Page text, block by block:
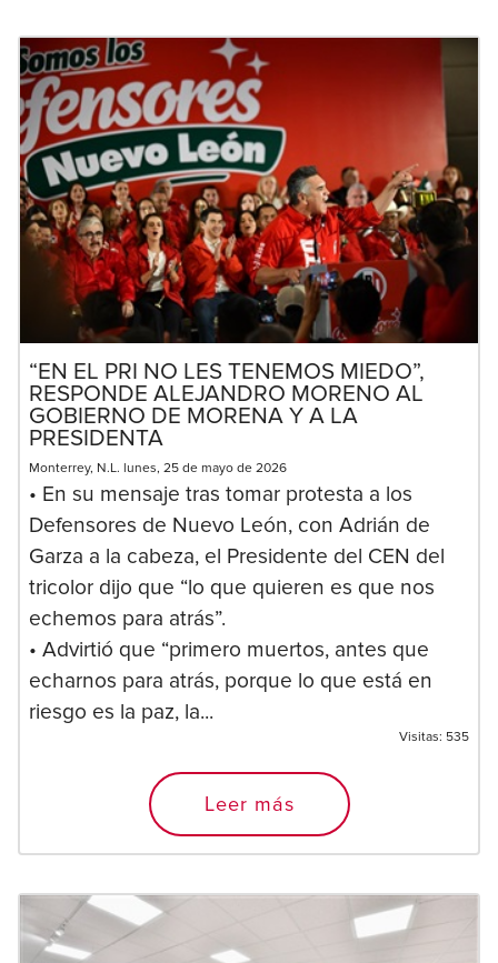
“EN EL PRI NO LES TENEMOS MIEDO”,
RESPONDE ALEJANDRO MORENO AL
GOBIERNO DE MORENA Y A LA
PRESIDENTA
Monterrey, N.L. lunes, 25 de mayo de 2026
• En su mensaje tras tomar protesta a los
Defensores de Nuevo León, con Adrián de
Garza a la cabeza, el Presidente del CEN del
tricolor dijo que “lo que quieren es que nos
echemos para atrás”.
• Advirtió que “primero muertos, antes que
echarnos para atrás, porque lo que está en
riesgo es la paz, la...
Visitas: 535
Leer más